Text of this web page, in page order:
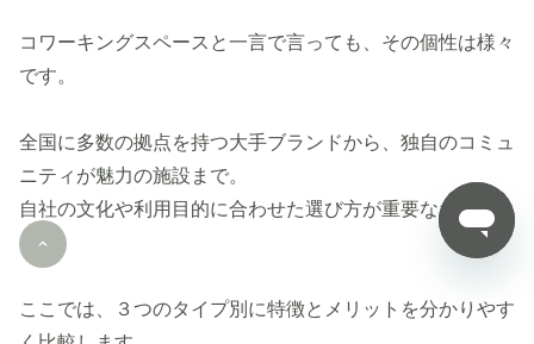
コワーキングスペースと一言で言っても、その個性は様々
です。
全国に多数の拠点を持つ大手ブランドから、独自のコミュ
ニティが魅力の施設まで。
自社の文化や利用目的に合わせた選び方が重要なポイント
です。
ここでは、３つのタイプ別に特徴とメリットを分かりやす